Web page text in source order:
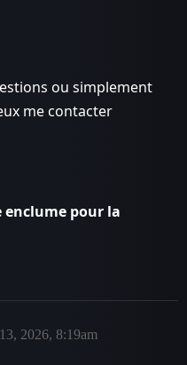
ou simplement
me contacter
enclume pour la
2026, 8:19am